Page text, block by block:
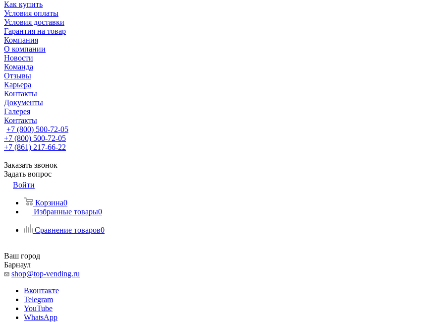
Как купить
Условия оплаты
Условия доставки
Гарантия на товар
Компания
О компании
Новости
Команда
Отзывы
Карьера
Контакты
Документы
Галерея
Контакты
+7 (800) 500-72-05
+7 (800) 500-72-05
+7 (861) 217-66-22
Заказать звонок
Задать вопрос
Войти
Корзина0
Избранные товары0
Сравнение товаров0
Ваш город
Барнаул
shop@top-vending.ru
Вконтакте
Telegram
YouTube
WhatsApp